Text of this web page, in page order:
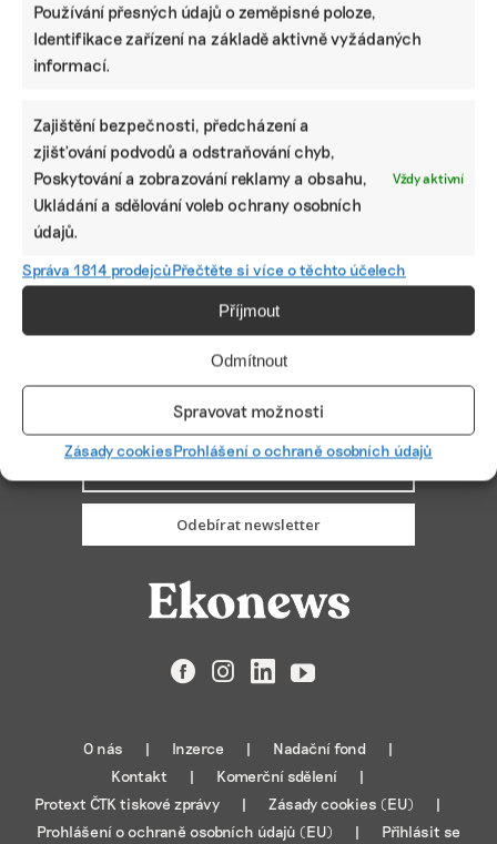
Používání přesných údajů o zeměpisné poloze,
Identifikace zařízení na základě aktivně vyžádaných
informací.
Zajištění bezpečnosti, předcházení a
zjišťování podvodů a odstraňování chyb,
Poskytování a zobrazování reklamy a obsahu,
Ukládání a sdělování voleb ochrany osobních
údajů.
Vždy aktivní
Správa 1814 prodejcůPřečtěte si více o těchto účelech
Příjmout
Odmítnout
Spravovat možnosti
Zásady cookiesProhlášení o ochraně osobních údajů
Jak vybrat správný ESG nástroj: srovnání
programů, které pomohou s vytvořením
Lidé v ESG
Od čokolády k pivu. Prazdroj má novou posilu
PŘIHLÁSIT ODBĚR
Odebírat newsletter
FacebookInstagramLinkedIn
YouTube
O nás Inzerce
Nadační fond
Kontakt
Komerční sdělení
Protext ČTK tiskové zprávy
Zásady cookies (EU)
Prohlášení o ochraně osobních údajů (EU)
Přihlásit se